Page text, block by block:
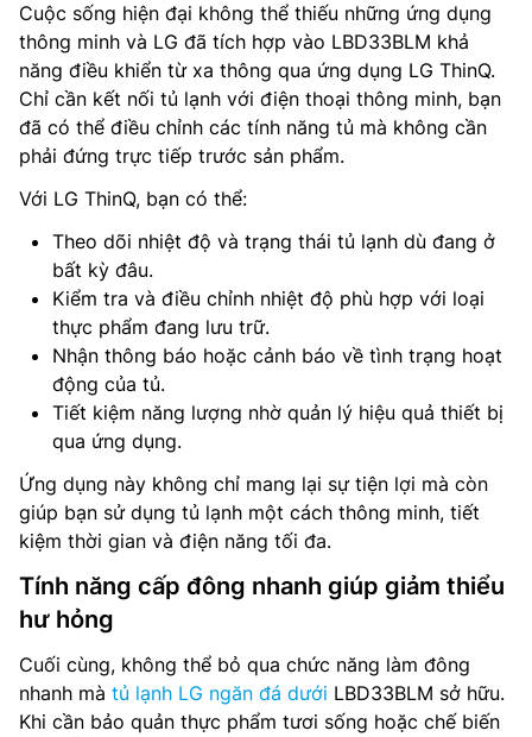
Cuộc sống hiện đại không thể thiếu những ứng dụng
thông minh và LG đã tích hợp vào LBD33BLM khả
năng điều khiển từ xa thông qua ứng dụng LG ThinQ.
Chỉ cần kết nối tủ lạnh với điện thoại thông minh, bạn
đã có thể điều chỉnh các tính năng tủ mà không cần
phải đứng trực tiếp trước sản phẩm.
Với LG ThinQ, bạn có thể:
Theo dõi nhiệt độ và trạng thái tủ lạnh dù đang ở
bất kỳ đâu.
Kiểm tra và điều chỉnh nhiệt độ phù hợp với loại
thực phẩm đang lưu trữ.
Nhận thông báo hoặc cảnh báo về tình trạng hoạt
động của tủ.
Tiết kiệm năng lượng nhờ quản lý hiệu quả thiết bị
qua ứng dụng.
Ứng dụng này không chỉ mang lại sự tiện lợi mà còn
giúp bạn sử dụng tủ lạnh một cách thông minh, tiết
kiệm thời gian và điện năng tối đa.
Tính năng cấp đông nhanh giúp giảm thiểu
hư hỏng
Cuối cùng, không thể bỏ qua chức năng làm đông
nhanh mà tủ lạnh LG ngăn đá dưới LBD33BLM sở hữu.
Khi cần bảo quản thực phẩm tươi sống hoặc chế biến